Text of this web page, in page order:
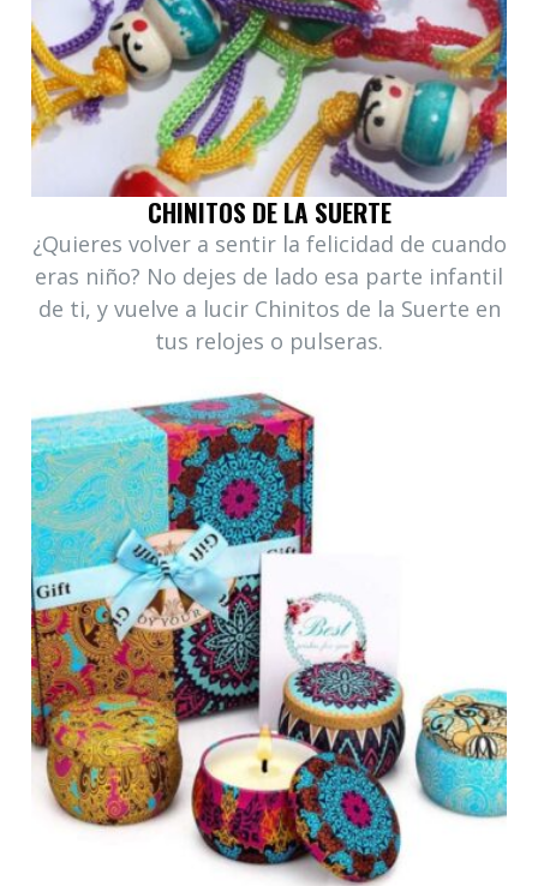
CHINITOS DE LA SUERTE
¿Quieres volver a sentir la felicidad de cuando
eras niño? No dejes de lado esa parte infantil
de ti, y vuelve a lucir Chinitos de la Suerte en
tus relojes o pulseras.